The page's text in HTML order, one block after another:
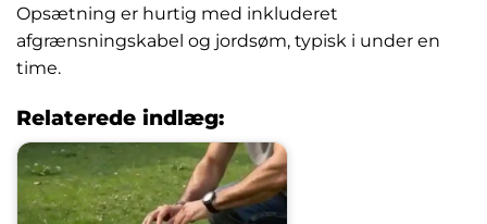
Opsætning er hurtig med inkluderet
afgrænsningskabel og jordsøm, typisk i under en
time.
Relaterede indlæg: